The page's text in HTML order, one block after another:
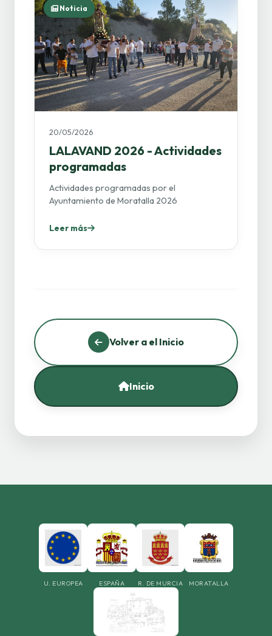
Noticia
20/05/2026
LALAVAND 2026 - Actividades
programadas
Actividades programadas por el
Ayuntamiento de Moratalla 2026
Leer más
Volver a el Inicio
Inicio
U. EUROPEA ESPAÑA R. DE MURCIA MORATALLA